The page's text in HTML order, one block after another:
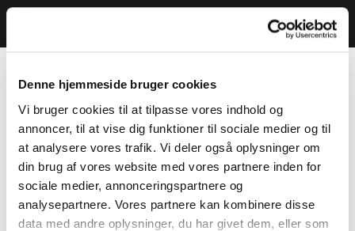
Denne hjemmeside bruger cookies
Vi bruger cookies til at tilpasse vores indhold og
annoncer, til at vise dig funktioner til sociale medier og til
at analysere vores trafik. Vi deler også oplysninger om
din brug af vores website med vores partnere inden for
sociale medier, annonceringspartnere og
analysepartnere. Vores partnere kan kombinere disse
data med andre oplysninger, du har givet dem, eller som